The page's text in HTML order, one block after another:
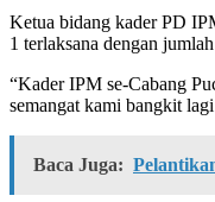
Ketua bidang kader PD
1 terlaksana dengan
“Kader IPM se-Cabang
semangat kami bangkit
Baca Juga: